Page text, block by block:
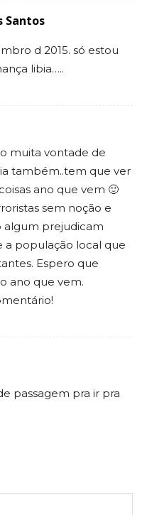
Santos
d 2015. só estou
libia…..
muita vontade de
também..tem que ver
ano que vem 🙂
sem noção e
prejudicam
a população local que
Espero que
ano que vem.
passagem pra ir pra